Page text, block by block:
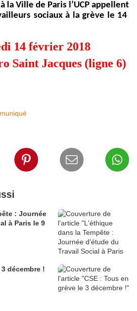
à la Ville de Paris l’UCP appellent
sociaux à la grève le 14
14 février 2018
Saint Jacques (ligne 6)
: Journée
à Paris le 9
décembre !